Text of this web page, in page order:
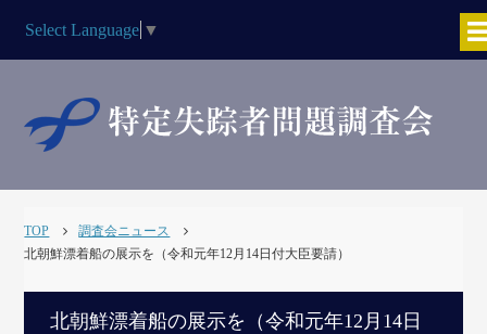
Select Language ▼
TOP
調査会ニュース
北朝鮮漂着船の展示を（令和元年12月14日付大臣要請）
北朝鮮漂着船の展示を（令和元年12月14日